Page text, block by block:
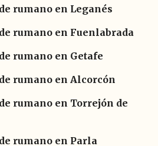
rumano en Leganés
rumano en Fuenlabrada
rumano en Getafe
rumano en Alcorcón
rumano en Torrejón de
rumano en Parla